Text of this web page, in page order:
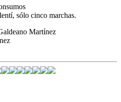
sólo cinco marchas.
Martínez